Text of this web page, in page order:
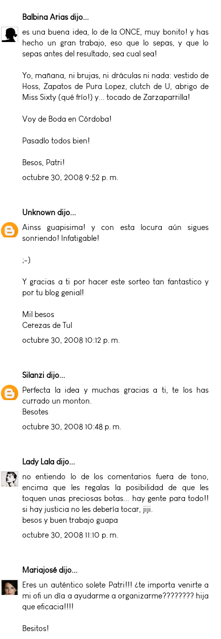
Balbina Arias dijo...
es una buena idea, lo de la ONCE, muy bonito! y has
hecho un gran trabajo, eso que lo sepas, y que lo
sepas antes del resultado, sea cual sea!
Yo, mañana, ni brujas, ni dráculas ni nada: vestido de
Hoss, Zapatos de Pura Lopez, clutch de U, abrigo de
Miss Sixty (qué frío!) y... tocado de Zarzaparrilla!
Voy de Boda en Córdoba!
Pasadlo todos bien!
Besos, Patri!
octubre 30, 2008 9:52 p. m.
Unknown dijo...
Ainss guapisima! y con esta locura aún sigues
sonriendo! Infatigable!
;-)
Y gracias a ti por hacer este sorteo tan fantastico y
por tu blog genial!
Mil besos
Cerezas de Tul
octubre 30, 2008 10:12 p. m.
Silanzi dijo...
Perfecta la idea y muchas gracias a ti, te los has
currado un monton.
Besotes
octubre 30, 2008 10:48 p. m.
Lady Lala dijo...
no entiendo lo de los comentarios fuera de tono,
encima que les regalas la posibilidad de que les
toquen unas preciosas botas... hay gente para todo!!
si hay justicia no les debería tocar, jiji.
besos y buen trabajo guapa
octubre 30, 2008 11:10 p. m.
Mariajosédijo...
Eres un auténtico solete Patri!!! ¿te importa venirte a
mi ofi un día a ayudarme a organizarme???????? hija
que eficacia!!!!
Besitos!